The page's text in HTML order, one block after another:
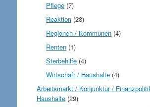
Pflege (7)
Reaktion (28)
Regionen / Kommunen (4)
Renten (1)
Sterbehilfe (4)
Wirtschaft / Haushalte (4)
Arbeitsmarkt / Konjunktur /
Haushalte(29)